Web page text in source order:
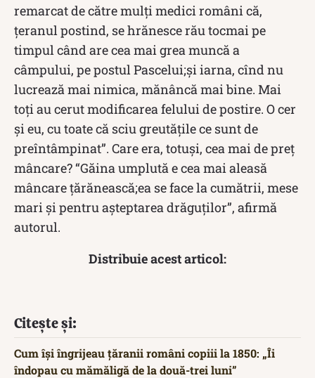
remarcat de către mulţi medici români că,
ţeranul postind, se hrănesce rău tocmai pe
timpul când are cea mai grea muncă a
câmpului, pe postul Pascelui;şi iarna, cînd nu
lucrează mai nimica, mănâncă mai bine. Mai
toţi au cerut modificarea felului de postire. O cer
şi eu, cu toate că sciu greutăţile ce sunt de
preîntâmpinat”. Care era, totuși, cea mai de preț
mâncare? “Găina umplută e cea mai aleasă
mâncare ţărănească;ea se face la cumătrii, mese
mari şi pentru aşteptarea drăguţilor”, afirmă
autorul.
Distribuie acest articol:
Citește și:
Cum își îngrijeau țăranii români copiii la 1850: „Îi
îndopau cu mămăligă de la două-trei luni”